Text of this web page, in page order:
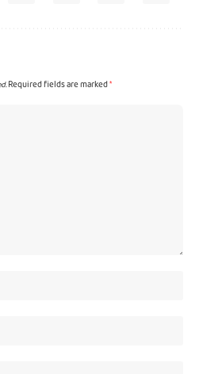
Required fields are marked*